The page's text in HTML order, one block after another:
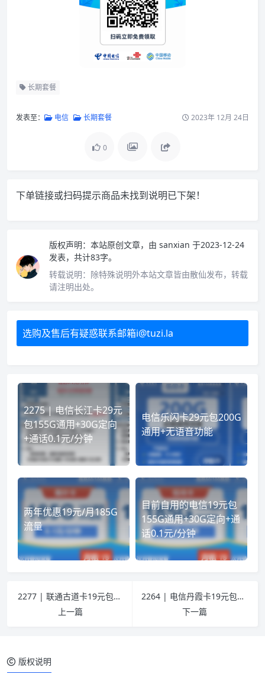
长期套餐
发表至： 电信 长期套餐 2023年 12月 24日
0
下单链接或扫码提示商品未找到说明已下架！
版权声明： 本站原创文章，由 sanxian 于2023-12-24
发表，共计83字。
转载说明： 除特殊说明外本站文章皆由散仙发布，转载
请注明出处。
选购及售后有疑惑联系邮箱i@tuzi.la
2275 | 电信长江卡29元
包155G通用+30G定向
+通话0.1元/分钟
电信乐闪卡29元包200G
通用+无语音功能
两年优惠19元/月185G
流量
目前自用的电信19元包
155G通用+30G定向+通
话0.1元/分钟
2277 | 联通古道卡19元包135G通用+100分钟通话
上一篇
2264 | 电信丹霞卡19元包255G通用+30G定向+通话0.1元/分钟
下一篇
版权说明